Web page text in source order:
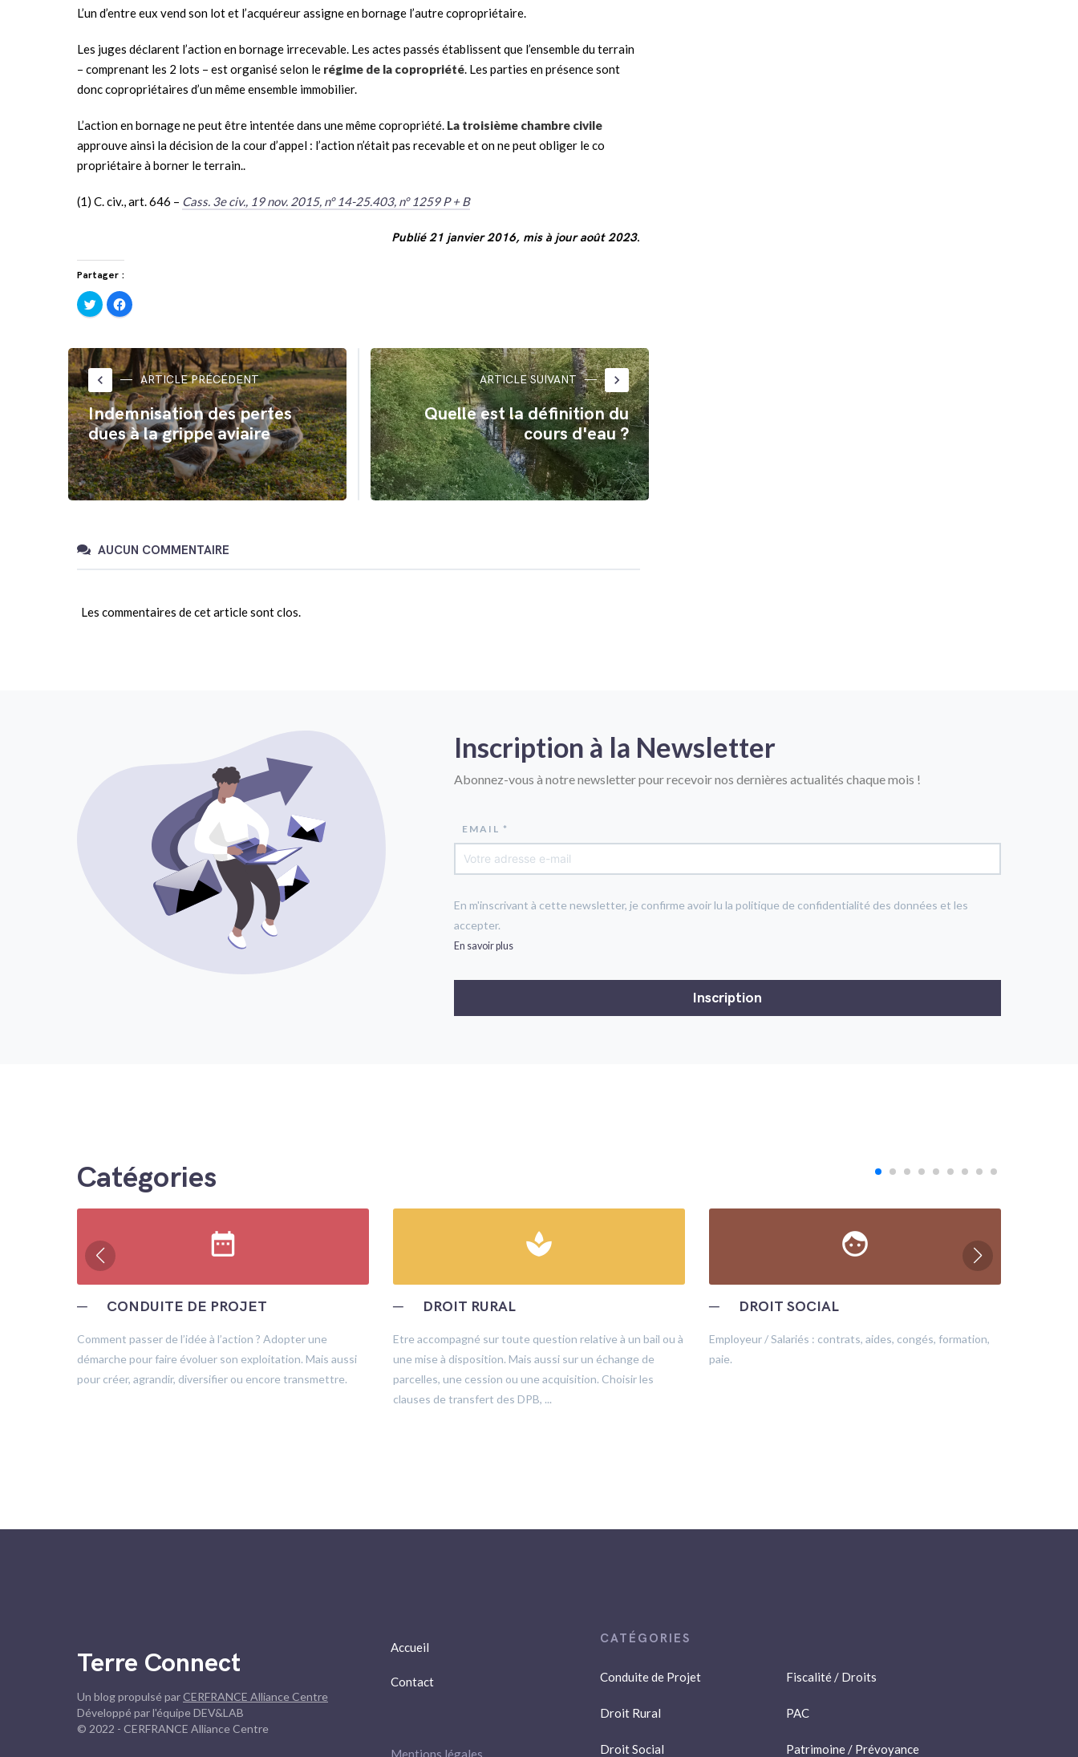
L’un d’entre eux vend son lot et l’acquéreur assigne en bornage l’autre copropriétaire.
Les juges déclarent l’action en bornage irrecevable. Les actes passés établissent que l’ensemble du terrain
– comprenant les 2 lots – est organisé selon le régime de la copropriété. Les parties en présence sont
donc copropriétaires d’un même ensemble immobilier.
L’action en bornage ne peut être intentée dans une même copropriété. La troisième chambre civile
approuve ainsi la décision de la cour d’appel : l’action n’était pas recevable et on ne peut obliger le co
propriétaire à borner le terrain..
(1) C. civ., art. 646 – Cass. 3e civ., 19 nov. 2015, n° 14-25.403, n° 1259 P + B
Publié 21 janvier 2016, mis à jour août 2023.
Partager :
Cliquez
pour
partager
dans
une
nouvelle
fenêtre)
Cliquez
pour
partager
dans
une
nouvelle
fenêtre)
keyboard_arrow_left ARTICLE PRÉCÉDENT
Indemnisation des pertes
dues à la grippe aviaire
ARTICLE SUIVANT keyboard_arrow_right
Quelle est la définition du
cours d'eau ?
AUCUN COMMENTAIRE
Les commentaires de cet article sont clos.
Inscription à la Newsletter
Abonnez-vous à notre newsletter pour recevoir nos dernières actualités chaque mois !
EMAIL *
En m'inscrivant à cette newsletter, je confirme avoir lu la politique de confidentialité des données et les
accepter.
En savoir plus
Catégories
date_range
─ CONDUITE DE PROJET
Comment passer de l’idée à l’action ? Adopter une
démarche pour faire évoluer son exploitation. Mais aussi
pour créer, agrandir, diversifier ou encore transmettre.
spa
─ DROIT RURAL
Etre accompagné sur toute question relative à un bail ou à
une mise à disposition. Mais aussi sur un échange de
parcelles, une cession ou une acquisition. Choisir les
clauses de transfert des DPB, ...
face
─ DROIT SOCIAL
Employeur / Salariés : contrats, aides, congés, formation,
paie.
Terre Connect
Un blog propulsé par CERFRANCE Alliance Centre
Développé par l'équipe DEV&LAB
© 2022 - CERFRANCE Alliance Centre
Accueil
Contact
Mentions légales
Conduite de Projet
Droit Rural
Droit Social
Fiscalité / Droits
PAC
Patrimoine / Prévoyance